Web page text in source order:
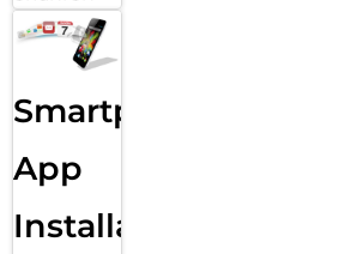
Smartphone
App
Installation